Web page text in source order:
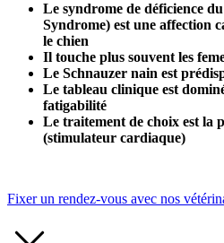
Le syndrome de déficience
Syndrome) est une affection
le chien
Il touche plus souvent les
Le Schnauzer nain est
Le tableau clinique est
fatigabilité
Le traitement de choix est la
(stimulateur cardiaque)
Fixer un rendez-vous avec nos